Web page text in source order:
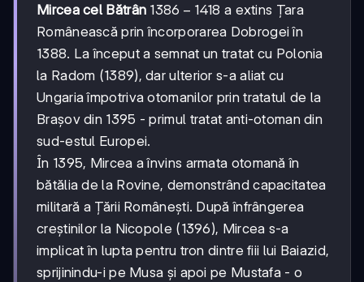
Mircea cel Bătrân 1386-
1418
1386 − 1418 a extins Țara
Românească prin încorporarea Dobrogei în
1388. La început a semnat un tratat cu Polonia
la Radom (1389), dar ulterior s-a aliat cu
Ungaria împotriva otomanilor prin tratatul de la
Brașov din 1395 - primul tratat anti-otoman din
sud-estul Europei.
În 1395, Mircea a învins armata otomană în
bătălia de la Rovine, demonstrând capacitatea
militară a Țării Românești. După înfrângerea
creștinilor la Nicopole (1396), Mircea s-a
implicat în lupta pentru tron dintre fiii lui Baiazid,
sprijinindu-i pe Musa și apoi pe Mustafa - o